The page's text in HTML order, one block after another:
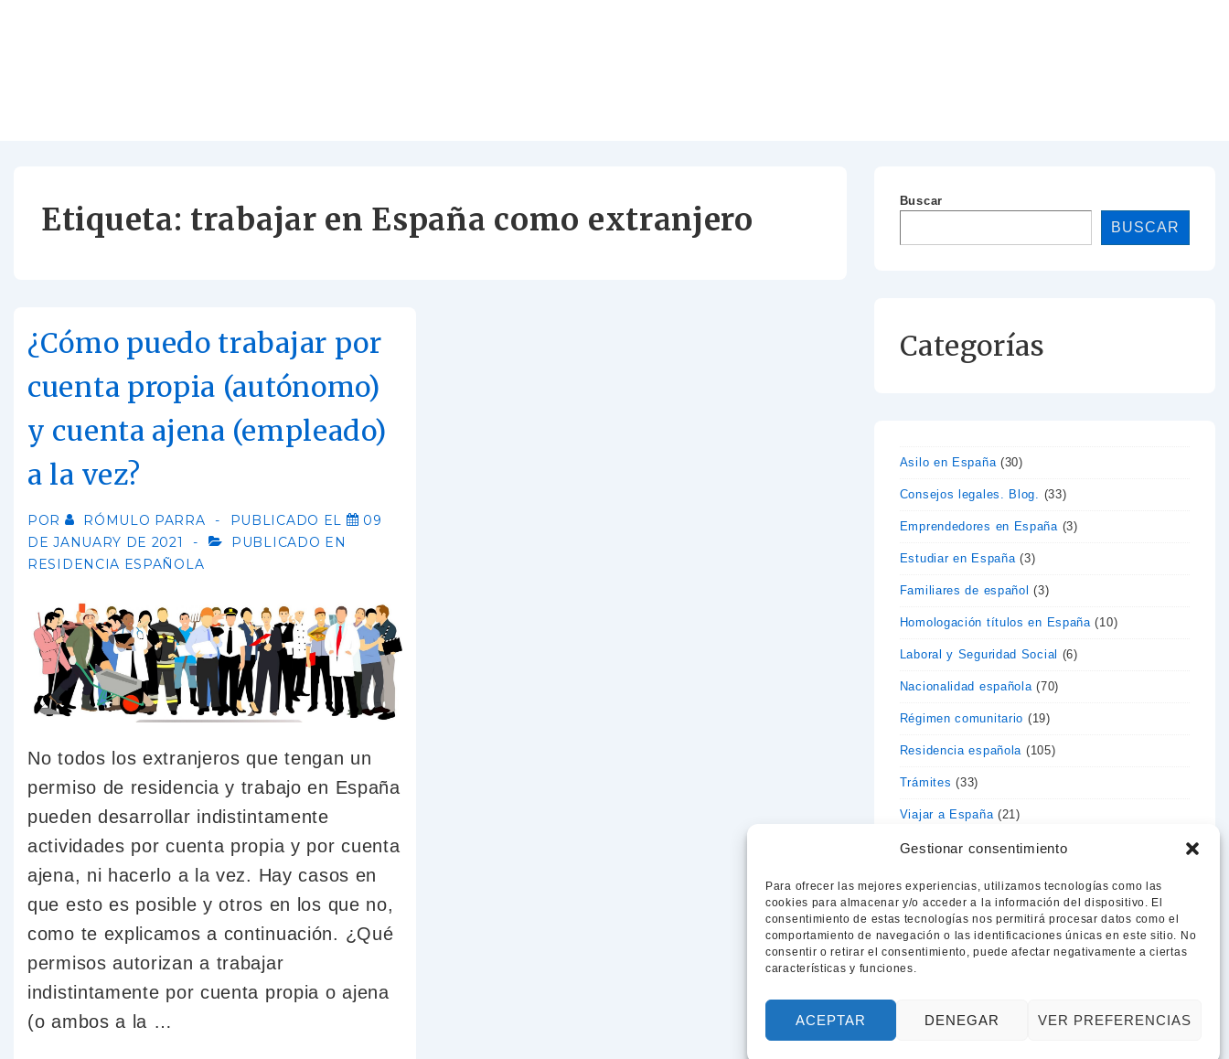
Gestionar consentimiento
Para ofrecer las mejores experiencias, utilizamos tecnologías como las
cookies para almacenar y/o acceder a la información del dispositivo. El
consentimiento de estas tecnologías nos permitirá procesar datos como el
comportamiento de navegación o las identificaciones únicas en este sitio. No
consentir o retirar el consentimiento, puede afectar negativamente a ciertas
características y funciones.
ACEPTAR DENEGAR VER PREFERENCIAS
Etiqueta: trabajar en España como extranjero
¿Cómo puedo trabajar por
cuenta propia (autónomo)
y cuenta ajena (empleado)
a la vez?
POR RÓMULO PARRA PUBLICADO EL
09
DE JANUARY DE 2021
PUBLICADO EN
RESIDENCIA ESPAÑOLA
No todos los extranjeros que tengan un
permiso de residencia y trabajo en España
pueden desarrollar indistintamente
actividades por cuenta propia y por cuenta
ajena, ni hacerlo a la vez. Hay casos en
que esto es posible y otros en los que no,
como te explicamos a continuación. ¿Qué
permisos autorizan a trabajar
indistintamente por cuenta propia o ajena
(o ambos a la …
Buscar
BUSCAR
Categorías
Asilo en España(30)
Consejos legales. Blog. (33)
Emprendedores en España(3)
Estudiar en España(3)
Familiares de español (3)
Homologación títulos en España(10)
Laboral y Seguridad Social (6)
Nacionalidad española(70)
Régimen comunitario (19)
Residencia española (105)
Trámites (33)
Viajar a España(21)
Visados de estancia(9)
Vivir en España(2)